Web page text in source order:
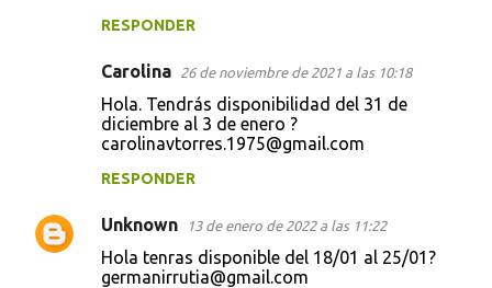
RESPONDER
Carolina 26 de noviembre de 2021 a las 10:18
Hola. Tendrás disponibilidad del 31 de
diciembre al 3 de enero ?
carolinavtorres.1975@gmail.com
RESPONDER
Unknown 13 de enero de 2022 a las 11:22
Hola tenras disponible del 18/01 al 25/01?
germanirrutia@gmail.com